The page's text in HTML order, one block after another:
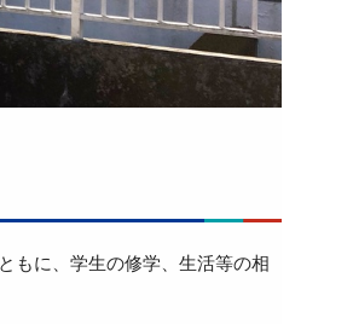
もに、学生の修学、生活等の相